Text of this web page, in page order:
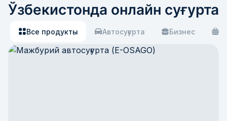
Ўзбекистонда онлайн суғурта
Все продукты Автосуғурта Бизнес